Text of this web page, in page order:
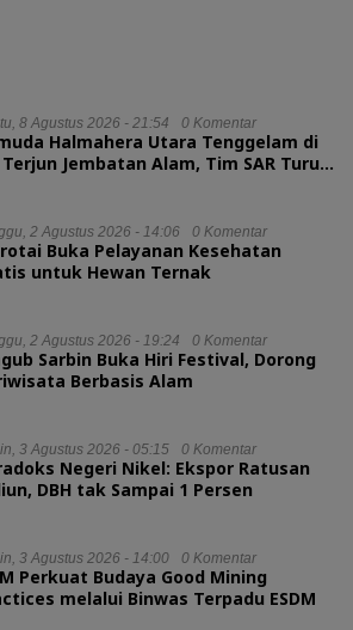
8 Agustus 2026 - 21:54 0 Komentar
Halmahera Utara Tenggelam di
Jembatan Alam, Tim SAR Turun
2 Agustus 2026 - 14:06 0 Komentar
Buka Pelayanan Kesehatan
untuk Hewan Ternak
2 Agustus 2026 - 19:24 0 Komentar
Sarbin Buka Hiri Festival, Dorong
Berbasis Alam
3 Agustus 2026 - 05:15 0 Komentar
Negeri Nikel: Ekspor Ratusan
DBH tak Sampai 1 Persen
3 Agustus 2026 - 14:00 0 Komentar
Perkuat Budaya Good Mining
melalui Binwas Terpadu ESDM